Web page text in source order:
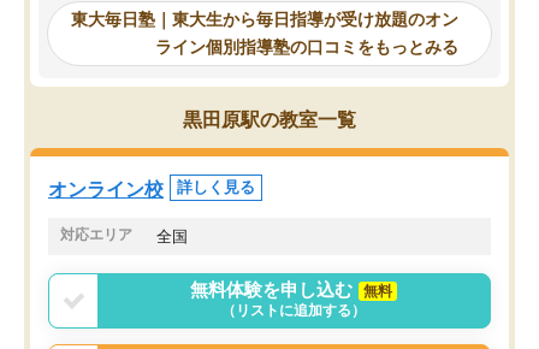
東大毎日塾にたどり着きました。学習
の長期計画や日々の勉強のやり方につ
いて客観的なアドバイスをいただけた
ので、自信をもって受験勉強を進める
ことができました。自分のように勉強
のやり方や進捗管理で苦労している方
には特におすすめしたい塾です。
東大毎日塾｜東大生から毎日指導が受け放題のオン
ライン個別指導塾の口コミをもっとみる
黒田原駅の教室一覧
オンライン校 詳しく見る
対応エリア 全国
無料体験を申し込む
無料
（リストに追加する）